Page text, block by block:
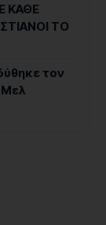
ΚΑΘΕ
ΤΟ
τον
Μελ